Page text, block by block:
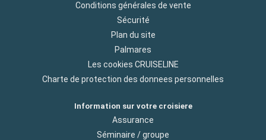
Conditions générales de vente
Sécurité
Plan du site
Palmares
Les cookies CRUISELINE
Charte de protection des donnees personnelles
Information sur votre croisiere
Assurance
Séminaire / groupe